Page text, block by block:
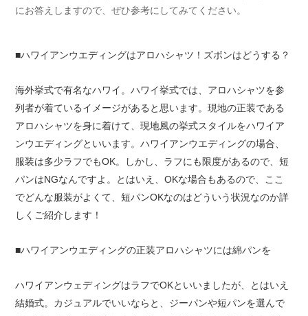
にお答えしますので、ぜひ参考にしてみてください。
■ハワイアンウエディングはアロハシャツ！ズボンはどうする？
海外挙式で有名なハワイ。ハワイ挙式では、アロハシャツを参
列者が着ているイメージがあると思います。現地の正装である
アロハシャツを身に着けて、現地風の挙式スタイルをハワイア
ンウエディングといいます。ハワイアンウエディングの場合、
服装は多少ラフでもOK。しかし、ラフにも限度があるので、短
パンはNGなんですよ。とはいえ、OKな場合もあるので、ここ
でどんな服装がよくて、短パンOKなのはどういう状況なのか詳
しくご紹介します！
■ハワイアンウエディングの正装アロハシャツには綿パンを
ハワイアンウェディングはラフでOKといいましたが、とはいえ
結婚式。カジュアルでいいならと、ジーパンや短パンを選んで